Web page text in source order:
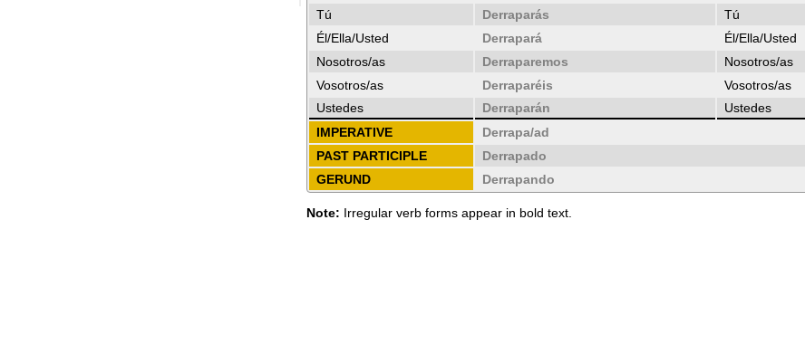
Tú
Derraparás Tú
Él/Ella/Usted
Derrapará Él/Ella/Usted
Nosotros/as
Derraparemos Nosotros/as
Vosotros/as
Derraparéis Vosotros/as
Ustedes
Derraparán Ustedes
IMPERATIVE
Derrapa/ad
PAST PARTICIPLE
Derrapado
GERUND
Derrapando
Note: Irregular verb forms appear in bold text.